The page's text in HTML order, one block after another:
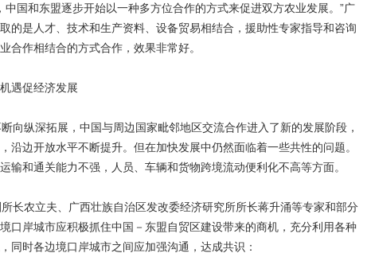
国和东盟逐步开始以一种多方位合作的方式来促进双方农业发展。”广
的是人才、技术和生产资料、设备贸易相结合，援助性专家指导和咨询
合作相结合的方式合作，效果非常好。
促经济发展
向纵深拓展，中国与周边国家毗邻地区交流合作进入了新的发展阶段，
沿边开放水平不断提升。但在加快发展中仍然面临着一些共性的问题。
输和通关能力不强，人员、车辆和货物跨境流动便利化不高等方面。
长农立夫、广西壮族自治区发改委经济研究所所长蒋升涌等专家和部分
口岸城市应积极抓住中国－东盟自贸区建设带来的商机，充分利用各种
同时各边境口岸城市之间应加强沟通，达成共识：